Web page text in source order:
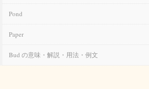
Pond
Paper
Bud の意味・解説・用法・例文